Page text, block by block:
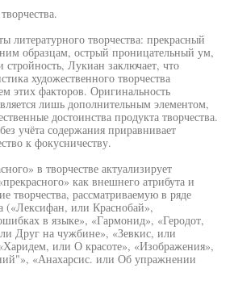
литературного творчества: прекрасный
образцам, острый проницательный ум,
стройность, Лукиан заключает, что
художественного творчества
этих факторов. Оригинальность
лишь дополнительным элементом,
достоинства продукта творчества.
учёта содержания приравнивает
к фокусничеству.
в творчестве актуализирует
как внешнего атрибута и
творчества, рассматриваемую в ряде
(«Лексифан, или Краснобай»,
в языке», «Гармонид», «Геродот,
Друг на чужбине», «Зевкис, или
или О красоте», «Изображения»,
«Анахарсис. или Об упражнении